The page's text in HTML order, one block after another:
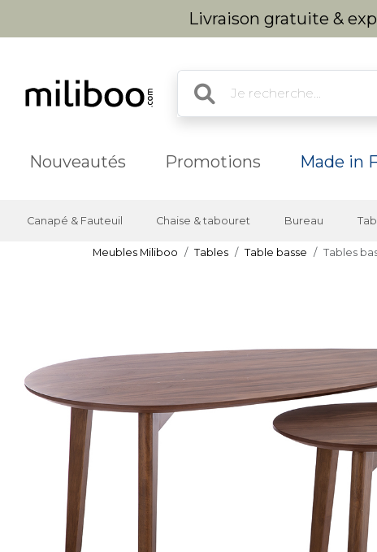
Livraison gratuite &
Nouveautés Promotions Made in
Canapé & Fauteuil Chaise & tabouret Bureau
Meubles Miliboo Tables Table basse Tables